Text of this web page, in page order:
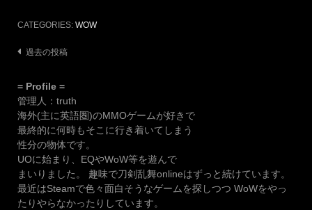
CATEGORIES: WOW
投
ナ
ビ
ゲ
ー
シ
ョ
ン
過去の投稿
= Profile =
管理人：truth
海外(主に英語圏)のMMOゲームが好きで
最終的に何時もそこに行き着いてしまう
性分の物体です。
UOに始まり、EQやWoW等を遊んで
まいりました。 趣味で刀剣乱舞onlineはずっと続けています。
最近はSteamで色々面白そうなゲームを探しつつ WoWをやっ
たりやらなかったりしています。